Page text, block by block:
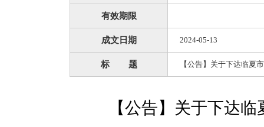
有效期限
成文日期 2024-05-13
标 题 【公告】关于下达临夏
【公告】关于下达